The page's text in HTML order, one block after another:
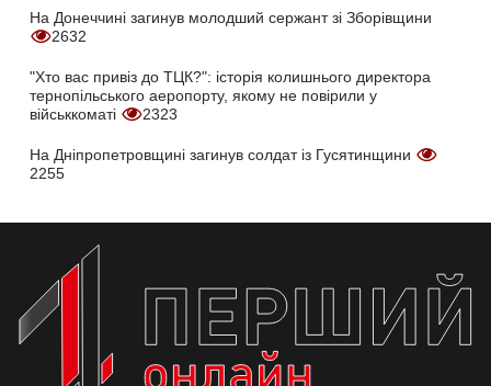
На Донеччині загинув молодший сержант зі Зборівщини
2632
"Хто вас привіз до ТЦК?": історія колишнього директора
тернопільського аеропорту, якому не повірили у
військкоматі
2323
На Дніпропетровщині загинув солдат із Гусятинщини
2255